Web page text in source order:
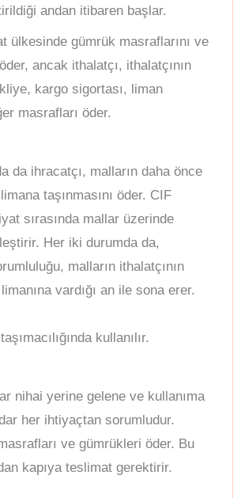
andan itibaren başlar.
ülkesinde gümrük masraflarını ve
ancak ithalatçı, ithalatçının
kargo sigortası, liman
masrafları öder.
da ihracatçı, malların daha önce
taşınmasını öder. CIF
sırasında mallar üzerinde
Her iki durumda da,
malların ithalatçının
vardığı an ile sona erer.
kullanılır.
nihai yerine gelene ve kullanıma
her ihtiyaçtan sorumludur.
ve gümrükleri öder. Bu
kapıya teslimat gerektirir.